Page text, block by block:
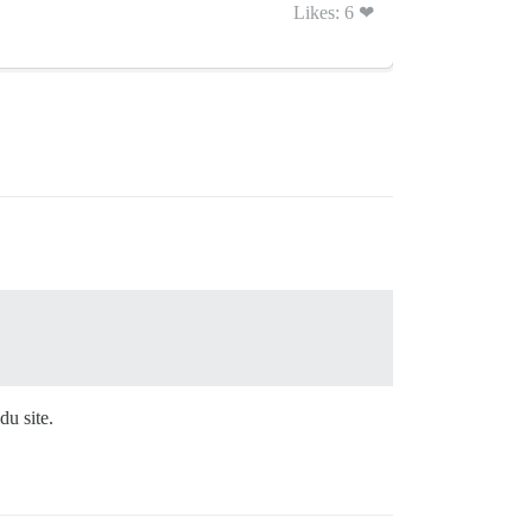
Likes: 6 ❤
site.